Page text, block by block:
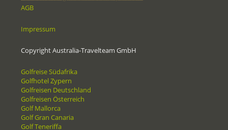
AGB
Impressum
Copyright Australia-Travelteam GmbH
Golfreise Südafrika
Golfhotel Zypern
Golfreisen Deutschland
Golfreisen Österreich
Golf Mallorca
Golf Gran Canaria
Golf Teneriffa